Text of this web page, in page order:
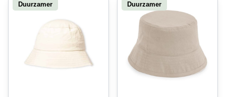
Duurzamer Duurzamer